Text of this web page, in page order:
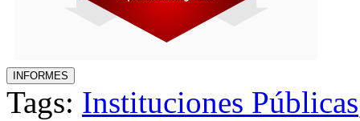
Tags: Instituciones Públicas